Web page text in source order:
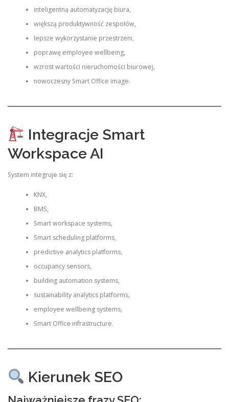
inteligentną automatyzację biura,
większą produktywność zespołów,
lepsze wykorzystanie przestrzeni,
poprawę employee wellbeing,
wzrost wartości nieruchomości biurowej,
nowoczesny Smart Office image.
Integracje Smart
Workspace AI
System integruje się z:
KNX,
BMS,
Smart workspace systems,
Smart scheduling platforms,
predictive analytics platforms,
occupancy sensors,
building automation systems,
sustainability analytics platforms,
employee wellbeing systems,
Smart Office infrastructure.
Kierunek SEO